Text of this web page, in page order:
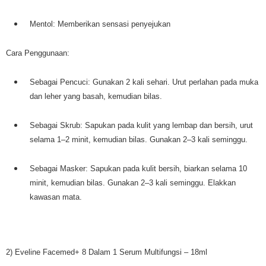
Mentol: Memberikan sensasi penyejukan
Cara Penggunaan:
Sebagai Pencuci: Gunakan 2 kali sehari. Urut perlahan pada muka
dan leher yang basah, kemudian bilas.
Sebagai Skrub: Sapukan pada kulit yang lembap dan bersih, urut
selama 1–2 minit, kemudian bilas. Gunakan 2–3 kali seminggu.
Sebagai Masker: Sapukan pada kulit bersih, biarkan selama 10
minit, kemudian bilas. Gunakan 2–3 kali seminggu. Elakkan
kawasan mata.
2) Eveline Facemed+ 8 Dalam 1 Serum Multifungsi – 18ml